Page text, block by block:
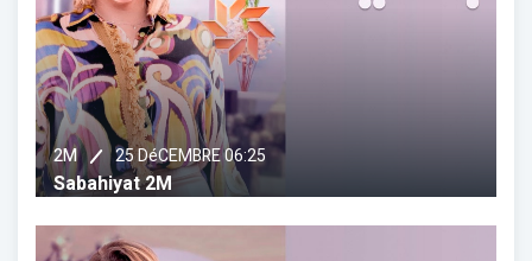
2M 25 DéCEMBRE 06:25
Sabahiyat 2M